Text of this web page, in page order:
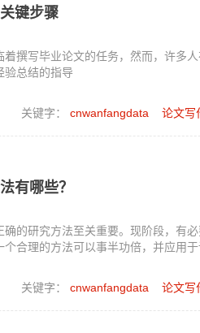
键步骤
撰写毕业论文的任务，然而，许多
验总结的指导
关键字： cnwanfangdata 论文写
有哪些？
的研究方法至关重要。现阶段，有
合理的方法可以事半功倍，并应用
关键字： cnwanfangdata 论文写